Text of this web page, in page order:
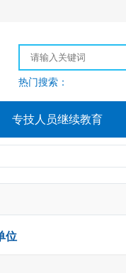
热门搜索：
专技人员继续教育
位